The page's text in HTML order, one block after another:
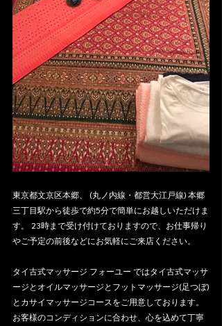
東京都文京区本郷、 (丸ノ内線・都営大江戸線) 本郷
三丁目駅から徒歩で約5分で簡単にお越しいただけま
す。 23時まで受け付けておりますので、お仕事帰り
やご予定の前後などにお気軽にご来店ください。
タイ古式マッサージ フォーユー ではタイ古式マッサ
ージとオイルマッサージとフットマッサージ(足つぼ)
とカサイマッサージコースをご用意しております。
お客様のコンディションに合わせ、心を込めて丁寧